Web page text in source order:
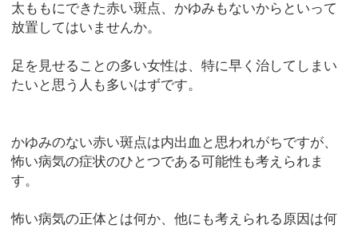
太ももにできた赤い斑点、かゆみもないからといって
放置してはいませんか。
足を見せることの多い女性は、特に早く治してしまい
たいと思う人も多いはずです。
かゆみのない赤い斑点は内出血と思われがちですが、
怖い病気の症状のひとつである可能性も考えられま
す。
怖い病気の正体とは何か、他にも考えられる原因は何